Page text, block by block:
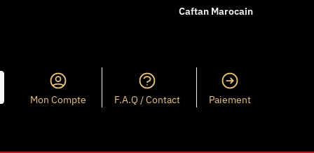
Caftan Marocain
Mon Compte F.A.Q / Contact Paiement